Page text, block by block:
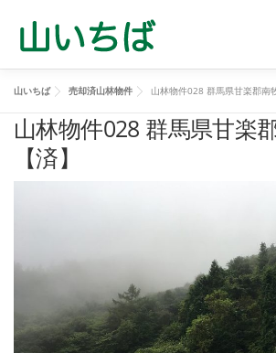
立木買取
山いちば 売却済山林物件 山林物件028 群馬県甘楽郡南
山林物件028 群馬県甘楽
【済】